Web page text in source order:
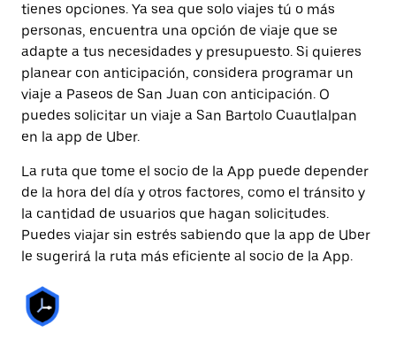
tienes opciones. Ya sea que solo viajes tú o más
personas, encuentra una opción de viaje que se
adapte a tus necesidades y presupuesto. Si quieres
planear con anticipación, considera programar un
viaje a Paseos de San Juan con anticipación. O
puedes solicitar un viaje a San Bartolo Cuautlalpan
en la app de Uber.
La ruta que tome el socio de la App puede depender
de la hora del día y otros factores, como el tránsito y
la cantidad de usuarios que hagan solicitudes.
Puedes viajar sin estrés sabiendo que la app de Uber
le sugerirá la ruta más eficiente al socio de la App.